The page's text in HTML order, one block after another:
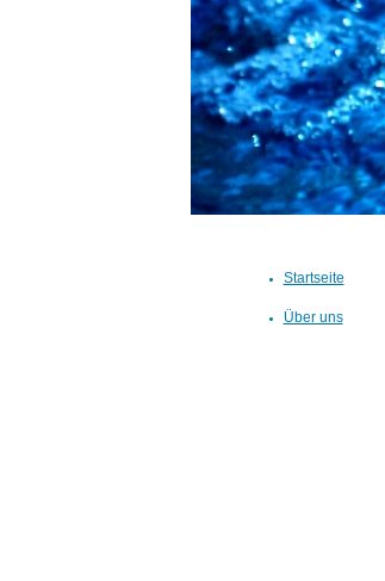
Startseite
Über uns